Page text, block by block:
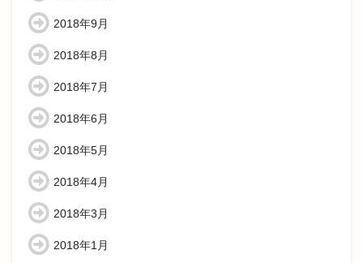
2018年9月
2018年8月
2018年7月
2018年6月
2018年5月
2018年4月
2018年3月
2018年1月